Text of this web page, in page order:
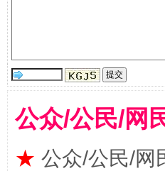
从幼儿园到大学，有这
公众/公民/网
★ 公众/公民/网